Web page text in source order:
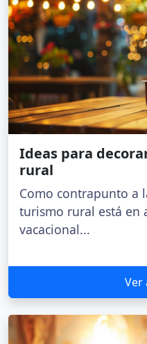
Ideas para
rural
Como contrapunto a
turismo rural está en
vacacional...
Ver